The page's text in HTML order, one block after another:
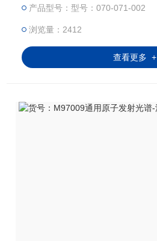
产品型号：型号：070-071-002
浏览量：2412
查看更多 +